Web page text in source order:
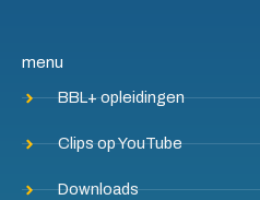
menu
BBL+ opleidingen
Clips op YouTube
Downloads